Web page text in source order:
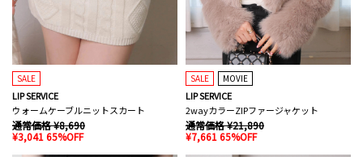
SALE
LIP SERVICE
ウォームケーブルニットスカート
通常価格 ¥8,690
¥3,041 65%OFF
SALE MOVIE
LIP SERVICE
2wayカラーZIPファージャケット
通常価格 ¥21,890
¥7,661 65%OFF